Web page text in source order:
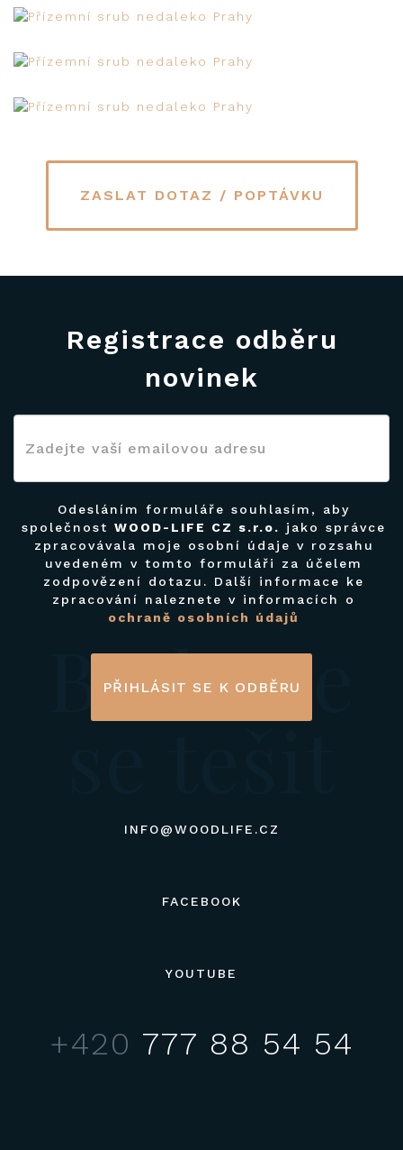
ZASLAT DOTAZ / POPTÁVKU
Budeme
Registrace odběru
novinek
Odesláním formuláře souhlasím, aby
společnost WOOD-LIFE CZ s.r.o.
jako správce
zpracovávala moje osobní údaje v rozsahu
uvedeném v tomto formuláři za účelem
zodpovězení dotazu. Další informace ke
zpracování naleznete v informacích o
ochraně osobních údajů
PŘIHLÁSIT SE K ODBĚRU
INFO@WOODLIFE.CZ
FACEBOOK
YOUTUBE
+420 777 88 54 54